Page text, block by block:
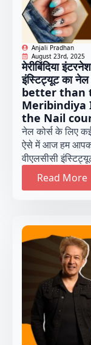
Anjali Pradhan
August 23rd, 2025
मेरीबिंदिया
इंस्टिट्यूट का
better than
Meribindiya
the Nail
नेल कोर्स के लिए
ऐसे में आज हम
वीएलसीसी
Read More